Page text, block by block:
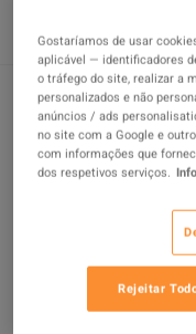
Sleeping
$4.01
Gostaríamos de usar
aplicável — identificadores
o tráfego do site, realizar a
personalizados e não
anúncios / ads
no site com a Google e
com informações que
dos respetivos serviços.
Rejeitar